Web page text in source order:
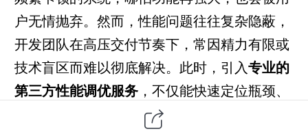
户无情抛弃。然而，性能问题往往复杂隐蔽，
开发团队在高压交付节奏下，常因精力有限或
技术盲区而难以彻底解决。此时，引入专业的
第三方性能调优服务 ，不仅能快速定位瓶颈、
显著提升系统质量，更能大幅缩短优化周期，